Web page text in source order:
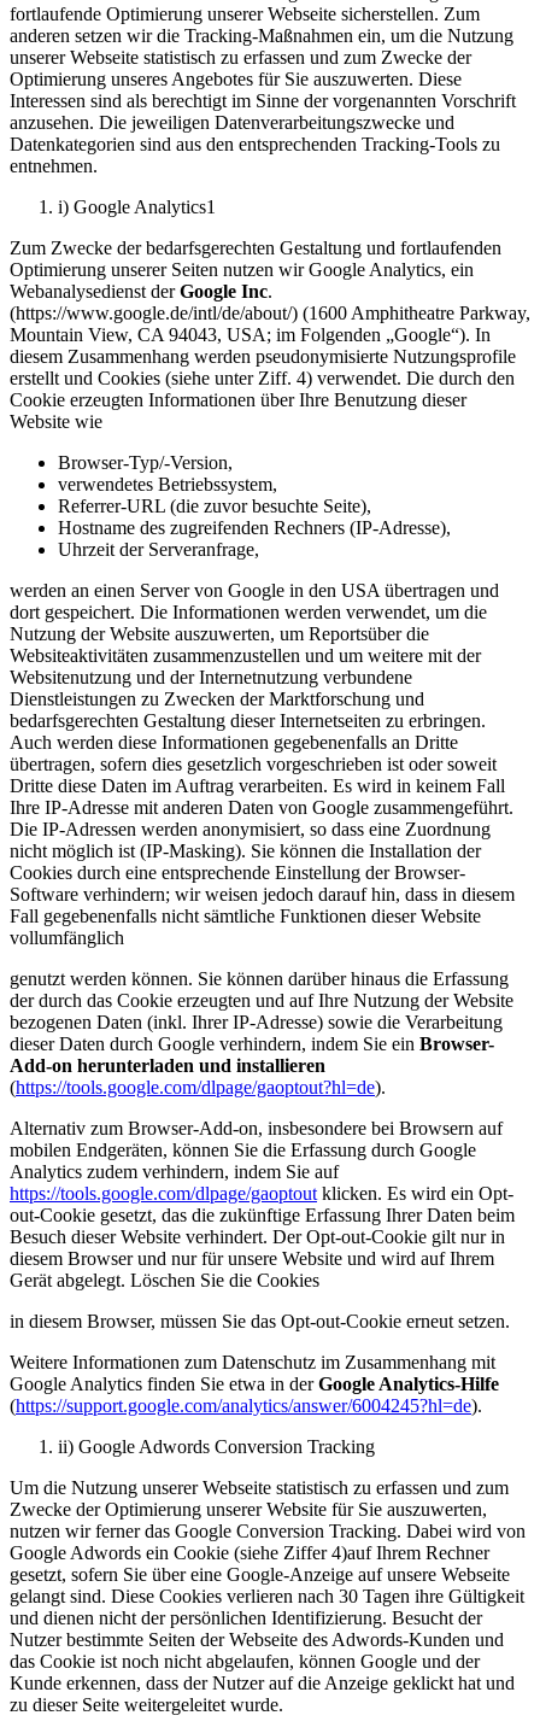
fortlaufende Optimierung unserer Webseite sicherstellen. Zum
anderen setzen wir die Tracking-Maßnahmen ein, um die Nutzung
unserer Webseite statistisch zu erfassen und zum Zwecke der
Optimierung unseres Angebotes für Sie auszuwerten. Diese
Interessen sind als berechtigt im Sinne der vorgenannten Vorschrift
anzusehen. Die jeweiligen Datenverarbeitungszwecke und
Datenkategorien sind aus den entsprechenden Tracking-Tools zu
entnehmen.
i) Google Analytics1
Zum Zwecke der bedarfsgerechten Gestaltung und fortlaufenden
Optimierung unserer Seiten nutzen wir Google Analytics, ein
Webanalysedienst derGoogle Inc.
(https://www.google.de/intl/de/about/) (1600 Amphitheatre Parkway,
Mountain View, CA 94043, USA; im Folgenden „Google“). In
diesem Zusammenhang werden pseudonymisierte Nutzungsprofile
erstellt und Cookies (siehe unter Ziff. 4) verwendet. Die durch den
Cookie erzeugten Informationen über Ihre Benutzung dieser
Website wie
Browser-Typ/-Version,
verwendetes Betriebssystem,
Referrer-URL (die zuvor besuchte Seite),
Hostname des zugreifenden Rechners (IP-Adresse),
Uhrzeit der Serveranfrage,
werden an einen Server von Google in den USA übertragen und
dort gespeichert. Die Informationen werden verwendet, um die
Nutzung der Website auszuwerten, um Reportsüber die
Websiteaktivitäten zusammenzustellen und um weitere mit der
Websitenutzung und der Internetnutzung verbundene
Dienstleistungen zu Zwecken der Marktforschung und
bedarfsgerechten Gestaltung dieser Internetseiten zu erbringen.
Auch werden diese Informationen gegebenenfalls an Dritte
übertragen, sofern dies gesetzlich vorgeschrieben ist oder soweit
Dritte diese Daten im Auftrag verarbeiten. Es wird in keinem Fall
Ihre IP-Adresse mit anderen Daten von Google zusammengeführt.
Die IP-Adressen werden anonymisiert, so dass eine Zuordnung
nicht möglich ist (IP-Masking). Sie können die Installation der
Cookies durch eine entsprechende Einstellung der Browser-
Software verhindern; wir weisen jedoch darauf hin, dass in diesem
Fall gegebenenfalls nicht sämtliche Funktionen dieser Website
vollumfänglich
genutzt werden können. Sie können darüber hinaus die Erfassung
der durch das Cookie erzeugten und auf Ihre Nutzung der Website
bezogenen Daten (inkl. Ihrer IP-Adresse) sowie die Verarbeitung
dieser Daten durch Google verhindern, indem Sie ein Browser-
Add-on herunterladen und installieren
(https://tools.google.com/dlpage/gaoptout?hl=de).
Alternativ zum Browser-Add-on, insbesondere bei Browsern auf
mobilen Endgeräten, können Sie die Erfassung durch Google
Analytics zudem verhindern, indem Sie auf
https://tools.google.com/dlpage/gaoptout klicken. Es wird ein Opt-
out-Cookie gesetzt, das die zukünftige Erfassung Ihrer Daten beim
Besuch dieser Website verhindert. Der Opt-out-Cookie gilt nur in
diesem Browser und nur für unsere Website und wird auf Ihrem
Gerät abgelegt. Löschen Sie die Cookies
in diesem Browser, müssen Sie das Opt-out-Cookie erneut setzen.
Weitere Informationen zum Datenschutz im Zusammenhang mit
Google Analytics finden Sie etwa in derGoogle Analytics-Hilfe
(https://support.google.com/analytics/answer/6004245?hl=de).
ii) Google Adwords Conversion Tracking
Um die Nutzung unserer Webseite statistisch zu erfassen und zum
Zwecke der Optimierung unserer Website für Sie auszuwerten,
nutzen wir ferner das Google Conversion Tracking. Dabei wird von
Google Adwords ein Cookie (siehe Ziffer 4)auf Ihrem Rechner
gesetzt, sofern Sie über eine Google-Anzeige auf unsere Webseite
gelangt sind. Diese Cookies verlieren nach 30 Tagen ihre Gültigkeit
und dienen nicht der persönlichen Identifizierung. Besucht der
Nutzer bestimmte Seiten der Webseite des Adwords-Kunden und
das Cookie ist noch nicht abgelaufen, können Google und der
Kunde erkennen, dass der Nutzer auf die Anzeige geklickt hat und
zu dieser Seite weitergeleitet wurde.